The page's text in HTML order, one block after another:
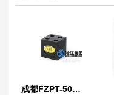
成都FZPT-50型浮筑平台橡胶隔振隔声垫